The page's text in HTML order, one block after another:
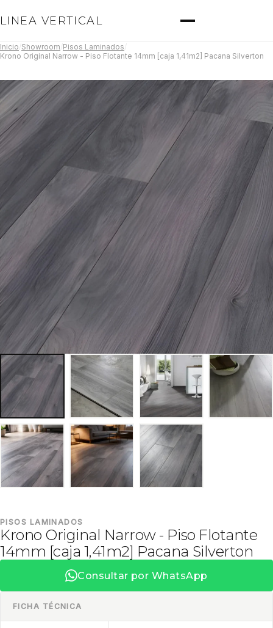
LINEA VERTICAL
Inicio Showroom Pisos Laminados
Krono Original Narrow - Piso Flotante 14mm [caja 1,41m2] Pacana Silverton
PISOS LAMINADOS
Krono Original Narrow - Piso Flotante
14mm [caja 1,41m2] Pacana Silverton
Consultar por WhatsApp
FICHA TÉCNICA